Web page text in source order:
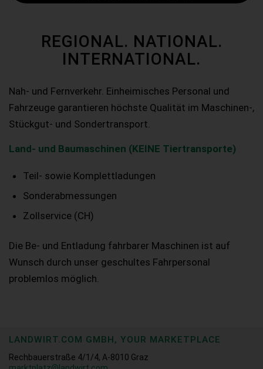
REGIONAL. NATIONAL.
INTERNATIONAL.
Nah- und Fernverkehr. Einheimisches Personal und
Fahrzeuge garantieren höchste Qualität im Maschinen-,
Stückgut- und Sondertransport.
Land- und Baumaschinen (KEINE Tiertransporte)
Teil- sowie Komplettladungen
Sonderabmessungen
Zollservice (CH)
Die Be- und Entladung fahrbarer Maschinen ist auf
Wunsch durch unser geschultes Fahrpersonal
problemlos möglich.
LANDWIRT.COM GMBH, YOUR MARKETPLACE
Rechbauerstraße 4/1/4, A-8010 Graz